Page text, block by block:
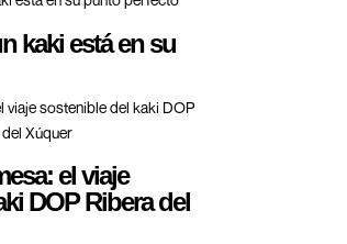
kaki está en su
el viaje
DOP Ribera del